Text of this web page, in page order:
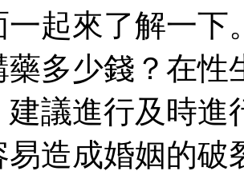
一起來了解一下
藥多少錢？在
建議進行及時進
易造成婚姻的